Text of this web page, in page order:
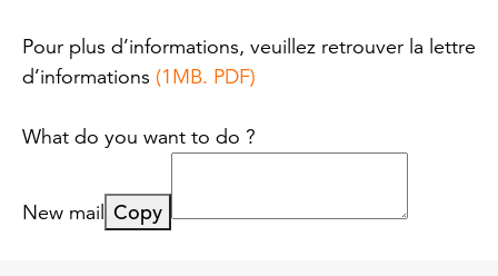
Pour plus d’informations, veuillez retrouver la lettre
d’informations (1MB. PDF)
What do you want to do ?
New mail Copy